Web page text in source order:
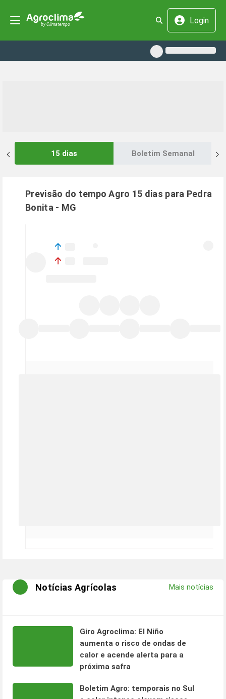
Login
15 dias Boletim Semanal
Previsão do tempo Agro 15 dias para Pedra
Bonita - MG
Notícias Agrícolas Mais notícias
Giro Agroclima: El Niño
aumenta o risco de ondas de
calor e acende alerta para a
próxima safra
Boletim Agro: temporais no Sul